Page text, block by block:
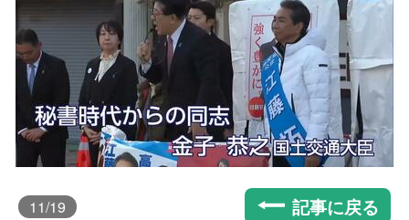
11/19 記事に戻る